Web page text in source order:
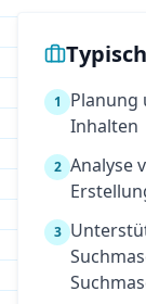
1
Planung
Inhalten
2 Analyse
3